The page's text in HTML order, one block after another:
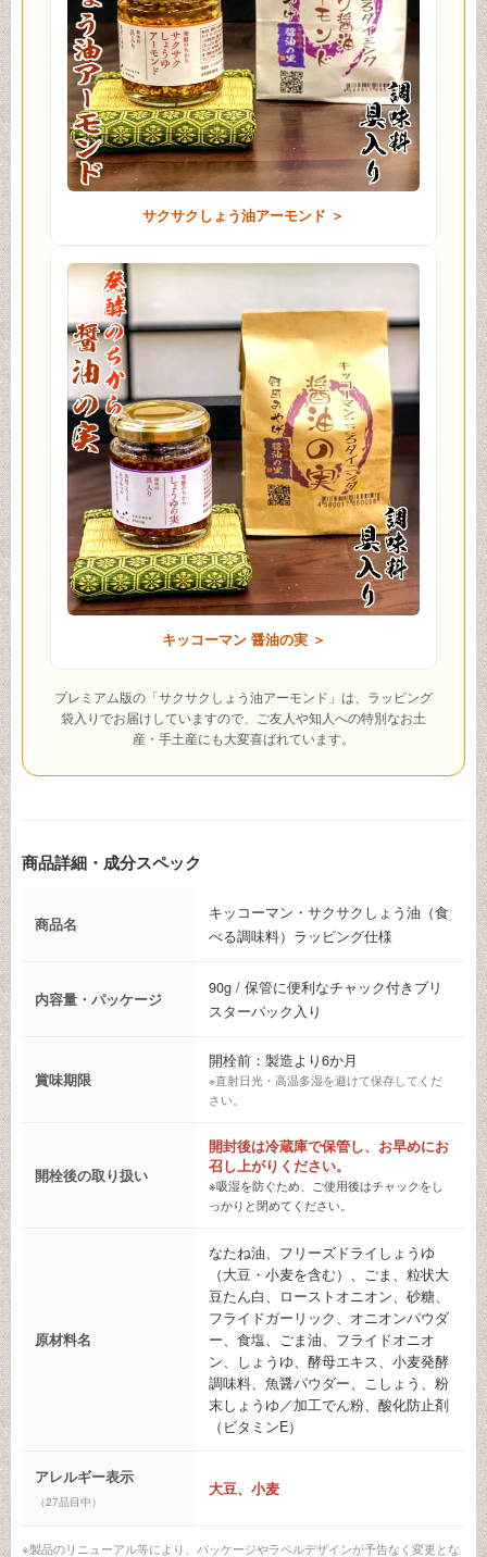
サクサクしょう油アーモンド ＞
キッコーマン 醤油の実 ＞
プレミアム版の「サクサクしょう油アーモンド」は、ラッピング
袋入りでお届けしていますので、ご友人や知人への特別なお土
産・手土産にも大変喜ばれています。
商品詳細・成分スペック
商品名
キッコーマン・サクサクしょう油（食
べる調味料）ラッピング仕様
内容量・パッケージ
90g / 保管に便利なチャック付きブリ
スターパック入り
賞味期限
開栓前：製造より6か月
※直射日光・高温多湿を避けて保存してくだ
さい。
開栓後の取り扱い
開封後は冷蔵庫で保管し、お早めにお
召し上がりください。
※吸湿を防ぐため、ご使用後はチャックをし
っかりと閉めてください。
原材料名
なたね油、フリーズドライしょうゆ
（大豆・小麦を含む）、ごま、粒状大
豆たん白、ローストオニオン、砂糖、
フライドガーリック、オニオンパウダ
ー、食塩、ごま油、フライドオニオ
ン、しょうゆ、酵母エキス、小麦発酵
調味料、魚醤パウダー、こしょう、粉
末しょうゆ／加工でん粉、酸化防止剤
（ビタミンE）
アレルギー表示
（27品目中）
大豆、小麦
※製品のリニューアル等により、パッケージやラベルデザインが予告なく変更とな